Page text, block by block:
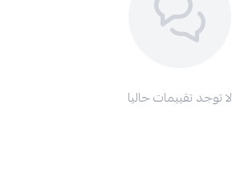
لا توجد تقييمات حاليا